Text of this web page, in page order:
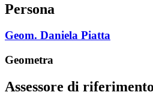
Persona
Geom. Daniela Piatta
Geometra
Assessore di riferimento